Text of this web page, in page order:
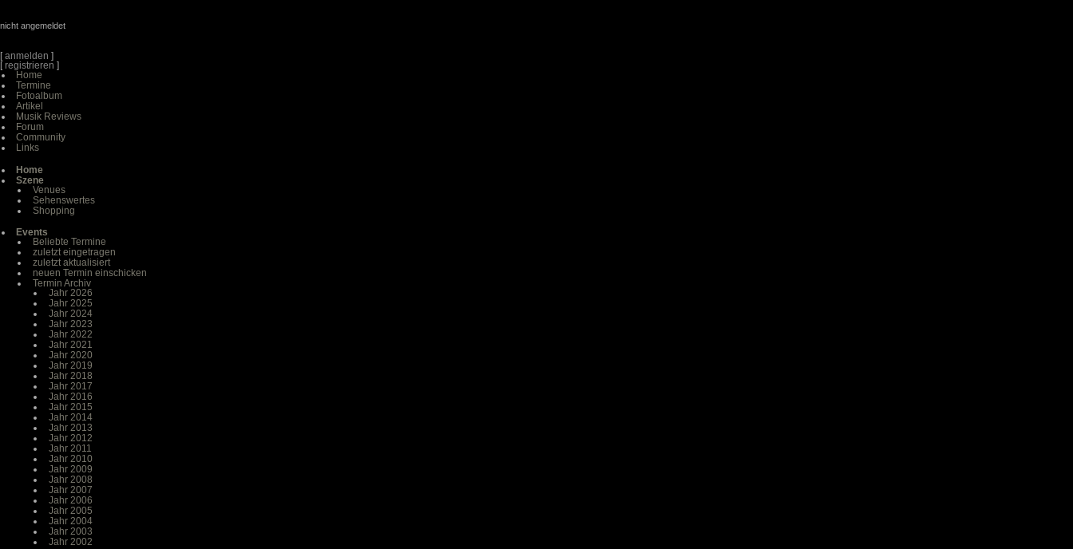
nicht angemeldet
[anmelden ]
[registrieren ]
Home
Termine
Fotoalbum
Artikel
Musik Reviews
Forum
Community
Links
Home
Szene
Venues
Sehenswertes
Shopping
Events
Beliebte Termine
zuletzt eingetragen
zuletzt aktualisiert
neuen Termin einschicken
Termin Archiv
Jahr 2026
Jahr 2025
Jahr 2024
Jahr 2023
Jahr 2022
Jahr 2021
Jahr 2020
Jahr 2019
Jahr 2018
Jahr 2017
Jahr 2016
Jahr 2015
Jahr 2014
Jahr 2013
Jahr 2012
Jahr 2011
Jahr 2010
Jahr 2009
Jahr 2008
Jahr 2007
Jahr 2006
Jahr 2005
Jahr 2004
Jahr 2003
Jahr 2002